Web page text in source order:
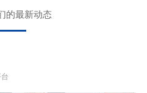
的最新动态